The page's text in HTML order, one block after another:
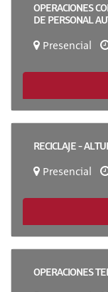
OPERACIONES
DE PERSONAL
Presencial
RECICLAJE -
Presencial
OPERACIONES